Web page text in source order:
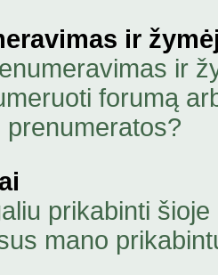
ir
ir
forumą
prikabinti
mano